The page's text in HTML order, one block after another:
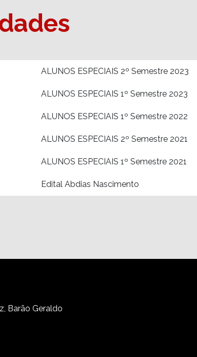
ALUNOS ESPECIAIS 2º Semestre 2023
ALUNOS ESPECIAIS 1º Semestre 2023
ALUNOS ESPECIAIS 1º Semestre 2022
ALUNOS ESPECIAIS 2º Semestre 2021
ALUNOS ESPECIAIS 1º Semestre 2021
Edital Abdias Nascimento
Barão Geraldo